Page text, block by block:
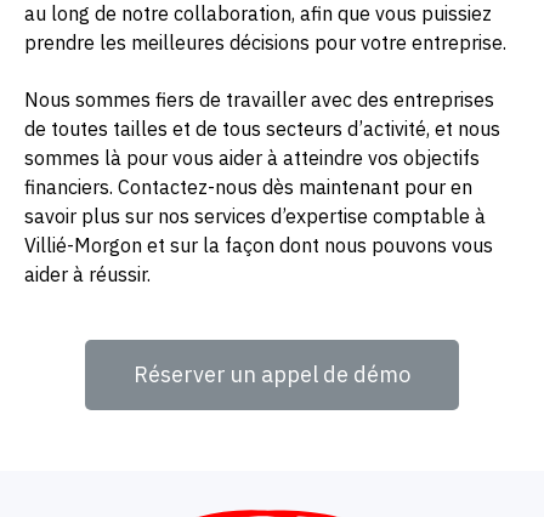
au long de notre collaboration, afin que vous puissiez
prendre les meilleures décisions pour votre entreprise.
Nous sommes fiers de travailler avec des entreprises
de toutes tailles et de tous secteurs d’activité, et nous
sommes là pour vous aider à atteindre vos objectifs
financiers. Contactez-nous dès maintenant pour en
savoir plus sur nos services d’expertise comptable à
Villié-Morgon et sur la façon dont nous pouvons vous
aider à réussir.
Réserver un appel de démo